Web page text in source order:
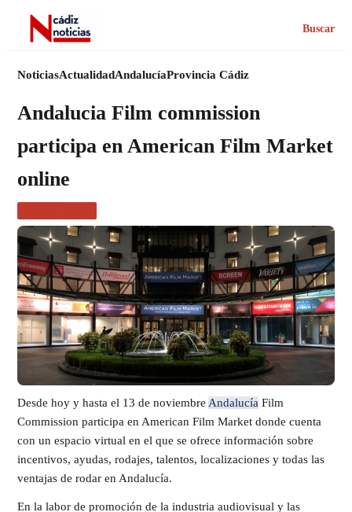
Buscar
NoticiasActualidadAndalucíaProvincia Cádiz
Andalucia Film commission
participa en American Film Market
online
Desde hoy y hasta el 13 de noviembre Andalucía Film
Commission participa en American Film Market donde cuenta
con un espacio virtual en el que se ofrece información sobre
incentivos, ayudas, rodajes, talentos, localizaciones y todas las
ventajas de rodar en Andalucía.
En la labor de promoción de la industria audiovisual y las